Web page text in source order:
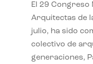
El 29
Arquitectas de
julio, ha sido
colectivo de
generaciones,